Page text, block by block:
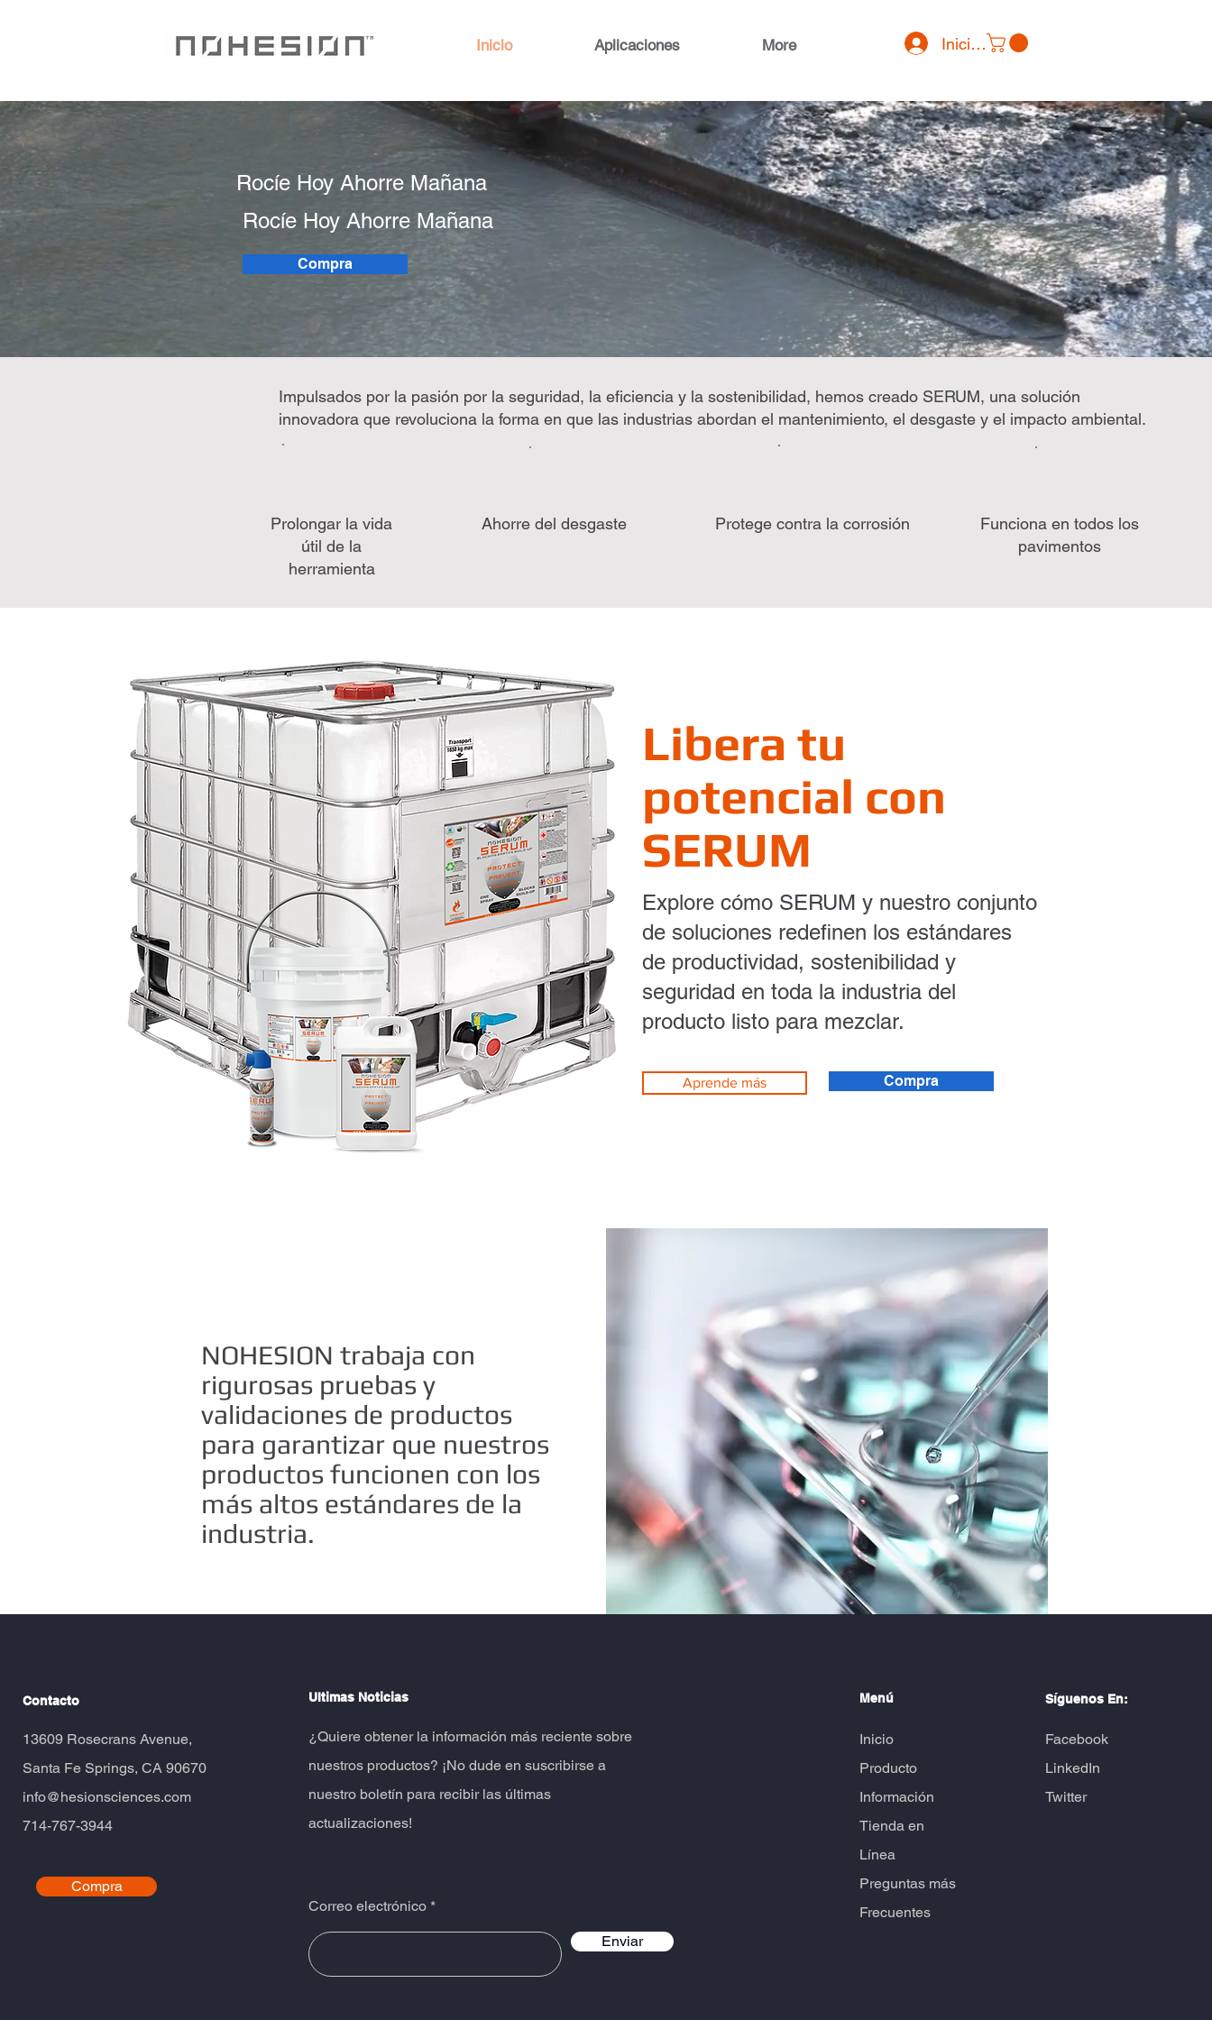
Inicio Aplicaciones More Iniciar sesión
Rocíe Hoy Ahorre Mañana
Rocíe Hoy Ahorre Mañana
Compra
Impulsados por la pasión por la seguridad, la eficiencia y la sostenibilidad, hemos creado SERUM, una solución
innovadora que revoluciona la forma en que las industrias abordan el mantenimiento, el desgaste y el impacto ambiental.
Prolongar la vida
útil de la
herramienta
Ahorre del desgaste Protege contra la corrosión
Funciona en todos los
pavimentos
Libera tu
potencial con
SERUM
Explore cómo SERUM y nuestro conjunto
de soluciones redefinen los estándares
de productividad, sostenibilidad y
seguridad en toda la industria del
producto listo para mezclar.
Aprende más Compra
NOHESION trabaja con
rigurosas pruebas y
validaciones de productos
para garantizar que nuestros
productos funcionen con los
más altos estándares de la
industria.
Contacto
​13609 Rosecrans Avenue,
Santa Fe Springs, CA 90670
info@hesionsciences.com
714-767-3944
Compra
Ultimas Noticias
​¿Quiere obtener la información más reciente sobre
nuestros productos? ¡No dude en suscribirse a
nuestro boletín para recibir las últimas
actualizaciones!
Correo electrónico
Enviar
Menú
Inicio
Producto
Información
Tienda en
Línea
Preguntas más
Frecuentes
Síguenos En:
Facebook
LinkedIn
Twitter